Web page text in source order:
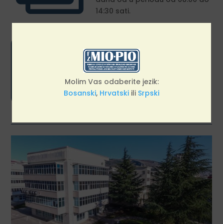
14:30 sati.

zavoda za MIO/PIO dostupan je
građanima svakog radnog dana
od 09:00 do 13:30 sati.
Molim Vas odaberite jezik:
Bosanski, Hrvatski ili Srpski